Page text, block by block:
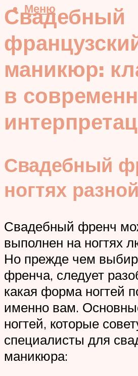
Меню
Свадебный
маникюр:
в
Свадебный
ногтях
Свадебный френч
выполнен на ногтях
Но прежде чем
френча, следует
какая форма ногтей
именно вам.
ногтей, которые
специалисты для
маникюра: